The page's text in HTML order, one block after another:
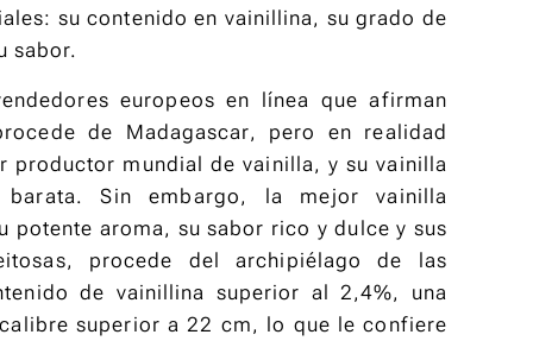
Comoras
platos calientes
con esta
cúrcuma
excepcional,
cultivada en las
tierras
volcánicas de
las Comoras.
4,00€
6,00 €
Ver detalles
su contenido en vainillina, su grado de
sabor.
europeos en línea que afirman
de Madagascar, pero en realidad
productor mundial de vainilla, y su vainilla
barata. Sin embargo, la mejor vainilla
potente aroma, su sabor rico y dulce y sus
procede del archipiélago de las
de vainillina superior al 2,4%, una
superior a 22 cm, lo que le confiere